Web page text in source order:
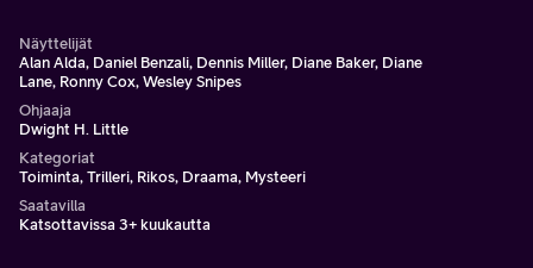
Näyttelijät
Alan Alda, Daniel Benzali, Dennis Miller, Diane Baker, Diane
Lane, Ronny Cox, Wesley Snipes
Ohjaaja
Dwight H. Little
Kategoriat
Toiminta, Trilleri, Rikos, Draama, Mysteeri
Saatavilla
Katsottavissa 3+ kuukautta